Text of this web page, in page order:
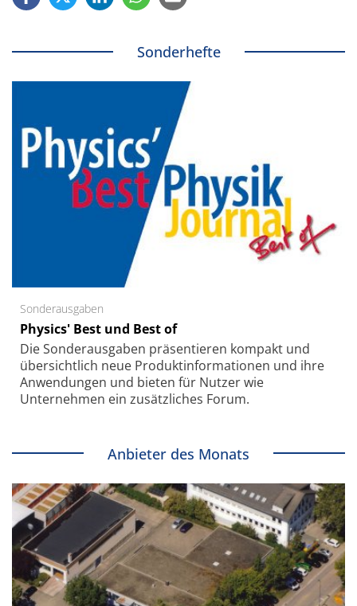
Sonderhefte
Sonderausgaben
Physics' Best und Best of
Die Sonder­ausgaben präsentieren kompakt und
übersichtlich neue Produkt­informationen und ihre
Anwendungen und bieten für Nutzer wie
Unternehmen ein zusätzliches Forum.
Anbieter des Monats